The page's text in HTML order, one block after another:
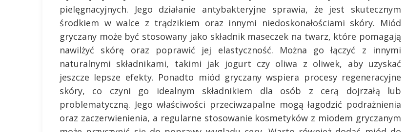
pielęgnacyjnych. Jego działanie antybakteryjne sprawia, że jest skutecznym
środkiem w walce z trądzikiem oraz innymi niedoskonałościami skóry. Miód
gryczany może być stosowany jako składnik maseczek na twarz, które pomagają
nawilżyć skórę oraz poprawić jej elastyczność. Można go łączyć z innymi
naturalnymi składnikami, takimi jak jogurt czy oliwa z oliwek, aby uzyskać
jeszcze lepsze efekty. Ponadto miód gryczany wspiera procesy regeneracyjne
skóry, co czyni go idealnym składnikiem dla osób z cerą dojrzałą lub
problematyczną. Jego właściwości przeciwzapalne mogą łagodzić podrażnienia
oraz zaczerwienienia, a regularne stosowanie kosmetyków z miodem gryczanym